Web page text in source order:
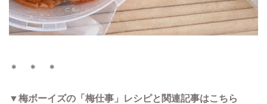
＊ ＊ ＊
▼梅ボーイズの「梅仕事」レシピと関連記事はこちら